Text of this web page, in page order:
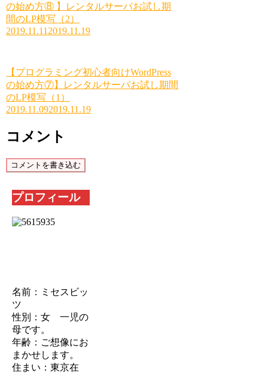
の始め方⑧ 】レンタルサーバお試し期
間のLP模写（2）
2019.11.11 2019.11.19
【プログラミング初心者向けWordPress
の始め方⑦】レンタルサーバお試し期間
のLP模写（1）
2019.11.092019.11.19
コメント
コメントを書き込む
プロフィール
名前：ミセスビッ
ツ
性別：女 一児の
母です。
年齢：ご想像にお
まかせします。
住まい：東京在